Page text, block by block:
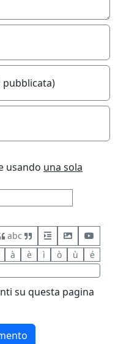
pubblicata)
usando una sola
abc
à è ì ò ù é
su questa pagina